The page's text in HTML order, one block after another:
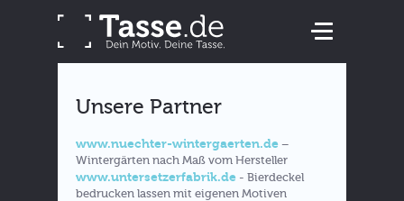
Unsere Partner
www.nuechter-wintergaerten.de –
Wintergärten nach Maß vom Hersteller
www.untersetzerfabrik.de - Bierdeckel
bedrucken lassen mit eigenen Motiven